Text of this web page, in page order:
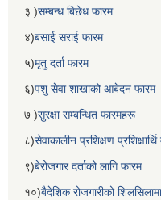
३ )सम्बन्ध बिछेध फारम
४)बसाई सराई फारम
५)मृतु दर्ता फारम
६)पशु सेवा शाखाको आबेदन फारम
७ )सुरक्षा सम्बन्धित फारमहरू
८)सेवाकालीन प्रशिक्षण
९)बेरोजगार दर्ताको लागि फारम
१०)बैदेशिक रोजगारीको